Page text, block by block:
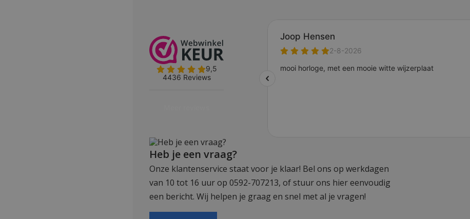
Heb je een vraag?
Onze klantenservice staat voor je klaar! Bel ons op werkdagen
van 10 tot 16 uur op 0592-707213, of stuur ons hier eenvoudig
een bericht. Wij helpen je graag en snel met al je vragen!